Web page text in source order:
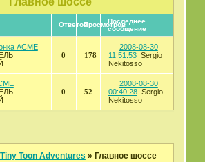
ОтветовПросмотровПоследнее
сообщение
АСМЕ
0 178
2008-08-30
11:51:53 Sergio
Nekitosso
0 52
2008-08-30
00:40:28 Sergio
Nekitosso
Toon Adventures » Главное шоссе